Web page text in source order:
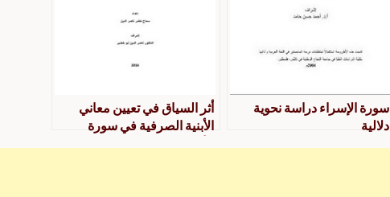
سورة الإسراء دراسة نحوية
دلالية
أثر السياق في تعيين معاني
الأبنية الصرفية في سورة